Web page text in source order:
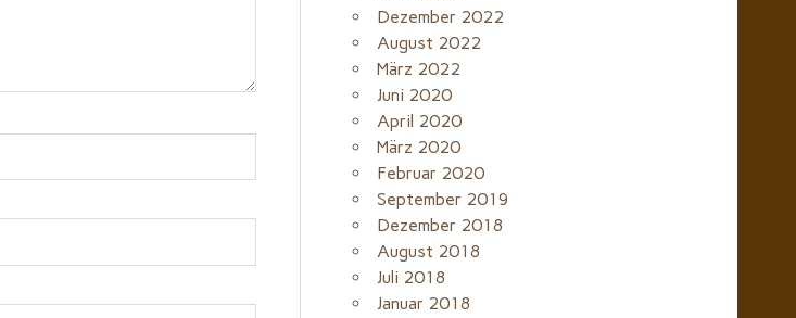
Dezember 2022
August 2022
März 2022
Juni 2020
April 2020
März 2020
Februar 2020
September 2019
Dezember 2018
August 2018
Juli 2018
Januar 2018